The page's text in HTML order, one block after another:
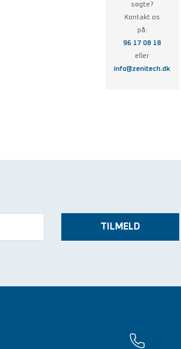
søgte?
Kontakt os
på:
96 17 08 18
eller
info@zenitech.dk
TILMELD